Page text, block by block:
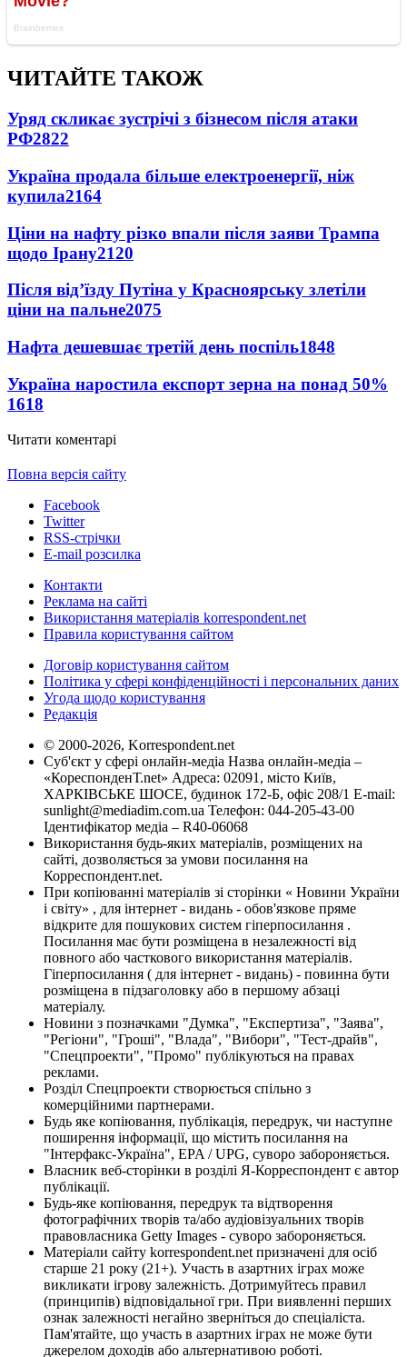
ЧИТАЙТЕ ТАКОЖ
Уряд скликає зустрічі з бізнесом після атаки
РФ2822
Україна продала більше електроенергії, ніж
купила2164
Ціни на нафту різко впали після заяви Трампа
щодо Ірану2120
Після від’їзду Путіна у Красноярську злетіли
ціни на пальне2075
Нафта дешевшає третій день поспіль1848
Україна наростила експорт зерна на понад 50%
1618
Читати коментарі
Повна версія сайту
Facebook
Twitter
RSS-стрічки
E-mail розсилка
Контакти
Реклама на сайті
Використання матеріалів korrespondent.net
Правила користування сайтом
Договір користування сайтом
Політика у сфері конфіденційності і персональних даних
Угода щодо користування
Редакція
© 2000-2026, Korrespondent.net
Суб'єкт у сфері онлайн-медіа Назва онлайн-медіа –
«КореспонденТ.net» Адреса: 02091, місто Київ,
ХАРКІВСЬКЕ ШОСЕ, будинок 172-Б, офіс 208/1 E-mail:
sunlight@mediadim.com.ua Телефон: 044-205-43-00
Ідентифікатор медіа – R40-06068
Використання будь-яких матеріалів, розміщених на
сайті, дозволяється за умови посилання на
Корреспондент.net.
При копіюванні матеріалів зі сторінки « Новини України
і світу» , для інтернет - видань - обов'язкове пряме
відкрите для пошукових систем гіперпосилання .
Посилання має бути розміщена в незалежності від
повного або часткового використання матеріалів.
Гіперпосилання ( для інтернет - видань) - повинна бути
розміщена в підзаголовку або в першому абзаці
матеріалу.
Новини з позначками "Думка", "Експертиза", "Заява",
"Регіони", "Гроші", "Влада", "Вибори", "Тест-драйв",
"Спецпроекти", "Промо" публікуються на правах
реклами.
Розділ Спецпроекти створюється спільно з
комерційними партнерами.
Будь яке копіювання, публікація, передрук, чи наступне
поширення інформації, що містить посилання на
"Інтерфакс-Україна", EPA / UPG, суворо забороняється.
Власник веб-сторінки в розділі Я-Корреспондент є автор
публікації.
Будь-яке копіювання, передрук та відтворення
фотографічних творів та/або аудіовізуальних творів
правовласника Getty Images - суворо забороняється.
Матеріали сайту korrespondent.net призначені для осіб
старше 21 року (21+). Участь в азартних іграх може
викликати ігрову залежність. Дотримуйтесь правил
(принципів) відповідальної гри. При виявленні перших
ознак залежності негайно зверніться до спеціаліста.
Пам'ятайте, що участь в азартних іграх не може бути
джерелом доходів або альтернативою роботі.